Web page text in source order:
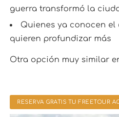
guerra transformó la
Quienes ya conocen
quieren profundizar más
Otra opción muy similar
RESERVA GRATIS TU FREETOUR